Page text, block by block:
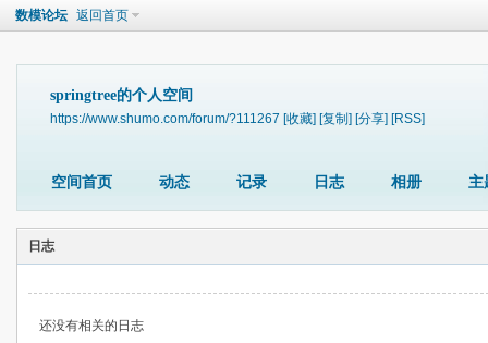
数模论坛 返回首页
springtree的个人空间
https://www.shumo.com/forum/?111267 [收藏] [复制] [分享] [RSS]
空间首页 动态 记录 日志 相册 主
日志
还没有相关的日志